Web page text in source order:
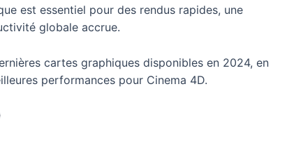
est essentiel pour des rendus rapides, une
globale accrue.
cartes graphiques disponibles en 2024, en
performances pour Cinema 4D.